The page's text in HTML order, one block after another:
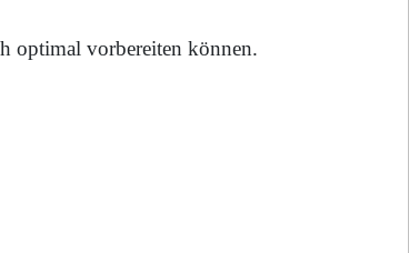
optimal vorbereiten können.